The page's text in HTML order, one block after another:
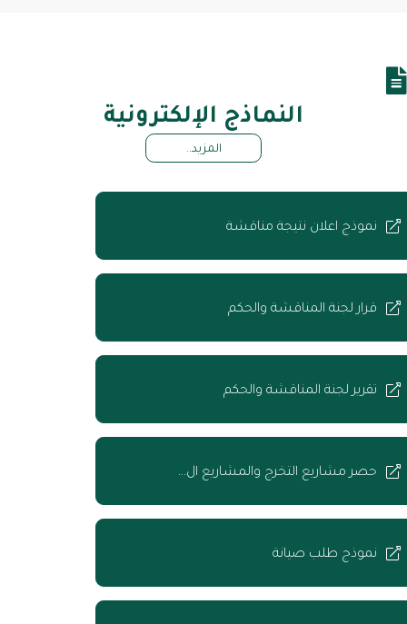
النماذج الإلكترونية
المزيد..
نموذج اعلان نتيجة مناقشة
قرار لجنة المناقشة والحكم
تقرير لجنة المناقشة والحكم
حصر مشاريع التخرج والمشاريع ال…
نموذج طلب صيانة